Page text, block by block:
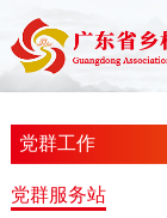
党群工作
党群服务站